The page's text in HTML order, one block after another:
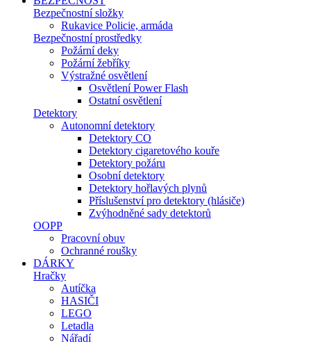
Bezpečnostní složky
Rukavice Policie, armáda
Bezpečnostní prostředky
Požární deky
Požární žebříky
Výstražné osvětlení
Osvětlení Power Flash
Ostatní osvětlení
Detektory
Autonomní detektory
Detektory CO
Detektory cigaretového kouře
Detektory požáru
Osobní detektory
Detektory hořlavých plynů
Příslušenství pro detektory (hlásiče)
Zvýhodněné sady detektorů
OOPP
Pracovní obuv
Ochranné roušky
DÁRKY
Hračky
Autíčka
HASIČI
LEGO
Letadla
Nářadí